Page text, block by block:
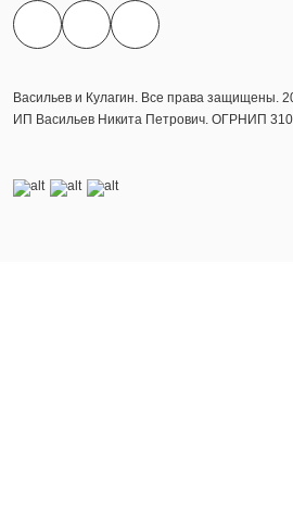
Васильев и Кулагин. Все права защищены.
ИП Васильев Никита Петрович. ОГРНИП